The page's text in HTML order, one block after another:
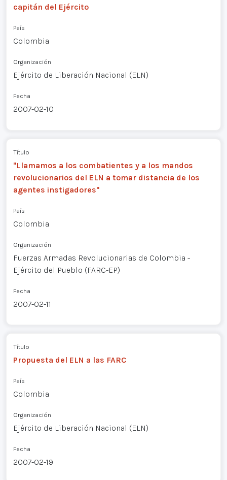
capitán del Ejército
País
Colombia
Organización
Ejército de Liberación Nacional (ELN)
Fecha
2007-02-10
Título
"Llamamos a los combatientes y a los mandos
revolucionarios del ELN a tomar distancia de los
agentes instigadores"
País
Colombia
Organización
Fuerzas Armadas Revolucionarias de Colombia -
Ejército del Pueblo (FARC-EP)
Fecha
2007-02-11
Título
Propuesta del ELN a las FARC
País
Colombia
Organización
Ejército de Liberación Nacional (ELN)
Fecha
2007-02-19